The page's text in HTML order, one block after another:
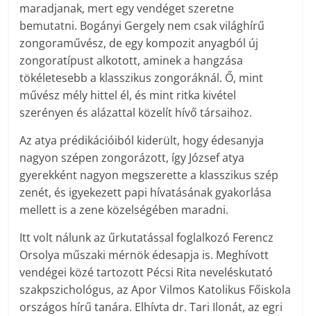
maradjanak, mert egy vendéget szeretne
bemutatni. Bogányi Gergely nem csak világhírű
zongoraművész, de egy kompozit anyagból új
zongoratípust alkotott, aminek a hangzása
tökéletesebb a klasszikus zongoráknál. Ő, mint
művész mély hittel él, és mint ritka kivétel
szerényen és alázattal közelít hívő társaihoz.
Az atya prédikációiból kiderült, hogy édesanyja
nagyon szépen zongorázott, így József atya
gyerekként nagyon megszerette a klasszikus szép
zenét, és igyekezett papi hívatásának gyakorlása
mellett is a zene közelségében maradni.
Itt volt nálunk az űrkutatással foglalkozó Ferencz
Orsolya műszaki mérnök édesapja is. Meghívott
vendégei közé tartozott ­Pécsi Rita neveléskutató
szakpszichológus, az Apor Vilmos Katolikus Főiskola
országos hírű tanára. Elhívta dr. Tari Ilonát, az egri